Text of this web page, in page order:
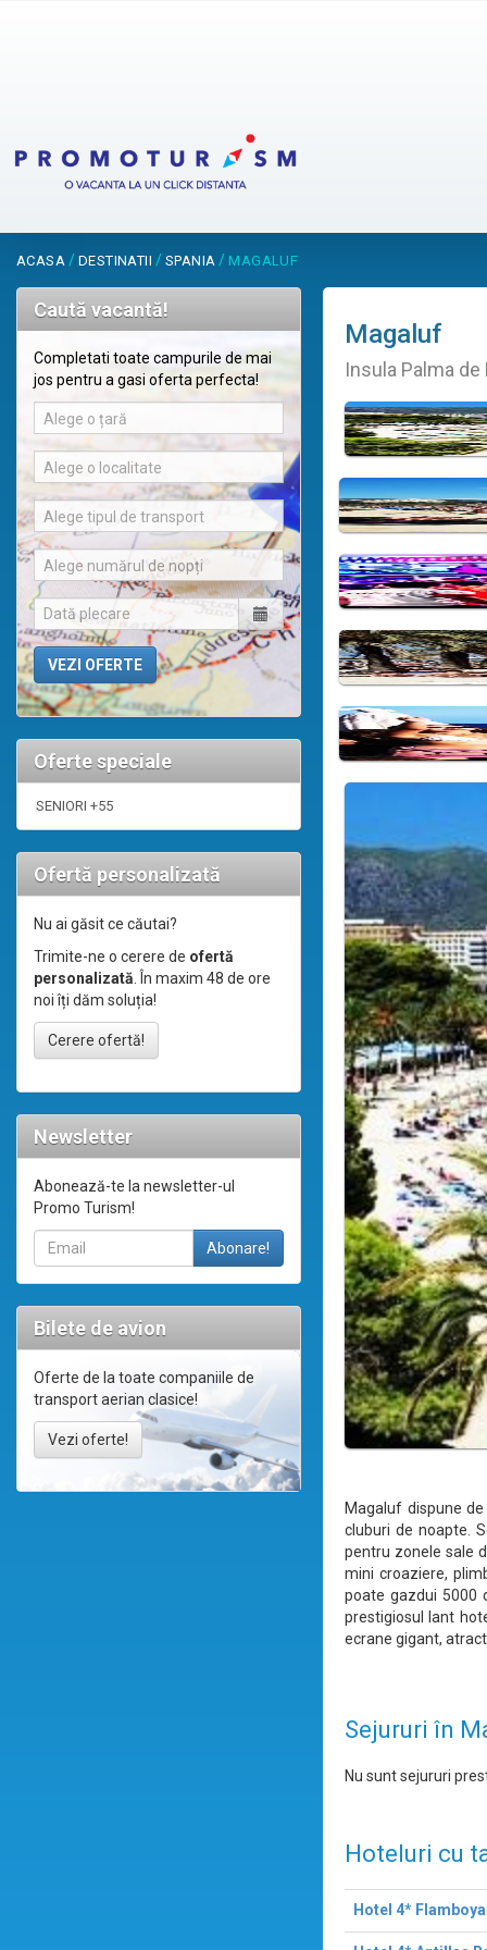
ACASA / DESTINATII / SPANIA / MAGALUF
Caută vacantă!
Completati toate campurile de mai
jos pentru a gasi oferta perfecta!
Alege o țară
Alege o localitate
Alege tipul de transport
Alege numărul de nopți
Oferte speciale
SENIORI +55
Ofertă personalizată
Nu ai găsit ce căutai?
Trimite-ne o cerere de ofertă
personalizată. În maxim 48 de ore
noi îți dăm soluția!
Cerere ofertă!
Newsletter
Abonează-te la newsletter-ul
Promo Turism!
Bilete de avion
Oferte de la toate companiile de
transport aerian clasice!
Vezi oferte!
Magaluf
Insula Palma de
Magaluf dispune
cluburi de noapte.
pentru zonele sale
mini croaziere,
poate gazdui 5000
prestigiosul lant
ecrane gigant,
Sejururi în
Nu sunt sejururi
Hoteluri cu
Hotel 4*